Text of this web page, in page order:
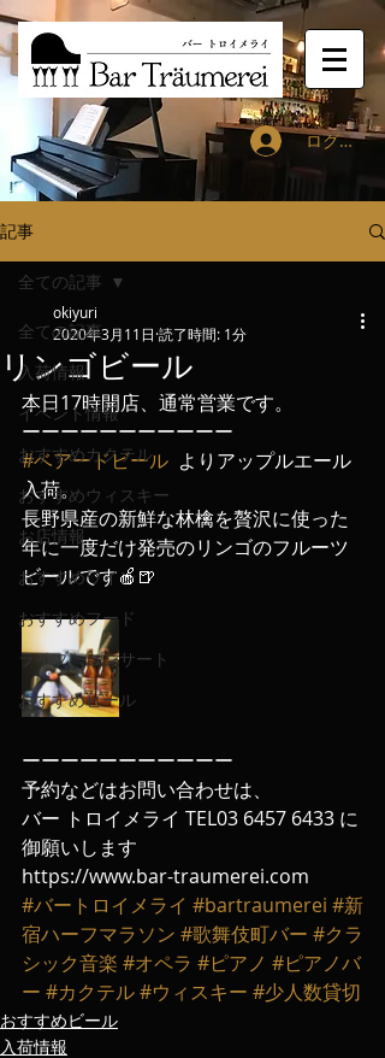
ログイン
記事
全ての記事
入荷情報
イベント情報
おすすめカクテル
おすすめウィスキー
お店情報
おすすめワイン
おすすめフード
ライブ、コンサート
おすすめビール
全ての記事
リンゴビール
okiyuri
2020年3月11日 読了時間: 1分
本日17時開店、通常営業です。
ーーーーーーーーーーー
#ベアードビール
  よりアップルエール
入荷。
長野県産の新鮮な林檎を贅沢に使った
年に一度だけ発売のリンゴのフルーツ
ビールです🍎🍺
ーーーーーーーーーーー
予約などはお問い合わせは、
バー トロイメライ TEL03 6457 6433 に
御願いします
https://www.bar-traumerei.com
#バートロイメライ #bartraumerei #新
宿ハーフマラソン #歌舞伎町バー #クラ
シック音楽 #オペラ #ピアノ #ピアノバ
ー #カクテル#ウィスキー #少人数貸切
おすすめビール
入荷情報